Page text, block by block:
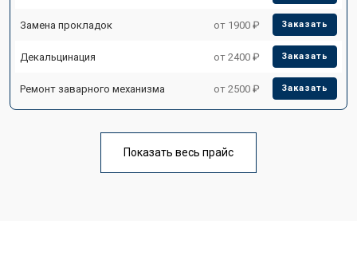
Замена прокладок от 1900 ₽ Заказать
Декальцинация от 2400 ₽ Заказать
Ремонт заварного механизма от 2500 ₽ Заказать
Показать весь прайс